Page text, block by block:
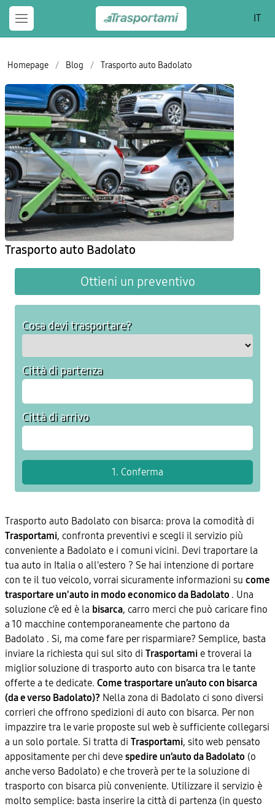
IT
Homepage / Blog / Trasporto auto Badolato
Trasporto auto Badolato
Ottieni un preventivo
Cosa devi trasportare?
Città di partenza
Città di arrivo
Trasporto auto Badolato con bisarca: prova la comodità di
Trasportami, confronta preventivi e scegli il servizio più
conveniente a Badolato e i comuni vicini. Devi traportare la
tua auto in Italia o all'estero ? Se hai intenzione di portare
con te il tuo veicolo, vorrai sicuramente informazioni su come
trasportare un'auto in modo economico da Badolato . Una
soluzione c’è ed è la bisarca, carro merci che può caricare fino
a 10 macchine contemporaneamente che partono da
Badolato . Si, ma come fare per risparmiare? Semplice, basta
inviare la richiesta qui sul sito di Trasportami e troverai la
miglior soluzione di trasporto auto con bisarca tra le tante
offerte a te dedicate. Come trasportare un’auto con bisarca
(da e verso Badolato)? Nella zona di Badolato ci sono diversi
corrieri che offrono spedizioni di auto con bisarca. Per non
impazzire tra le varie proposte sul web è sufficiente collegarsi
a un solo portale. Si tratta di Trasportami, sito web pensato
appositamente per chi deve spedire un’auto da Badolato (o
anche verso Badolato) e che troverà per te la soluzione di
trasporto con bisarca più conveniente. Utilizzare il servizio è
molto semplice: basta inserire la città di partenza (in questo